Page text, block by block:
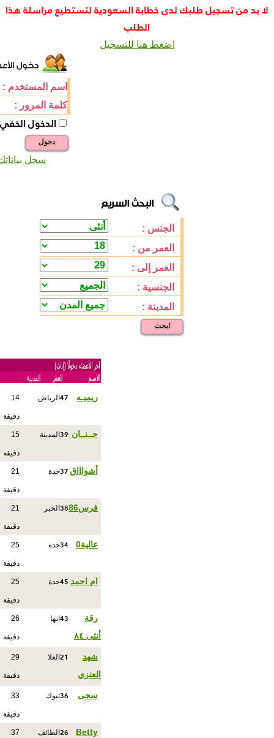
لا بد من تسجيل طلبك لدى خطابة السعودية لتستطيع مراسلة هذا
الطلب
اضغط هنا للتسجيل
اسم المستخدم :
كلمة المرور :
الدخول الخفي
دخول
سجل
الجنس :
العمر من :
العمر إلى :
الجنسية :
المدينة :
ابحث
ريميـه 47 الرياض 14
دقيقة
حــنــان 39 المدينة 15
دقيقة
أشواااق37جدة 21
دقيقة
فرس86 38 الخبر 21
دقيقة
عالية0 34جدة 25
دقيقة
ام احمد 45جدة 25
دقيقة
رقة
أنثى ٨٤
43 ابها 26
دقيقة
شهد
العنزي
21 العلا 29
دقيقة
سجى 36تبوك 33
دقيقة
Betty
26 الطائف 37